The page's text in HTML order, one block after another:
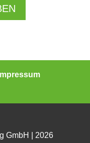
Impressum
GmbH | 2026